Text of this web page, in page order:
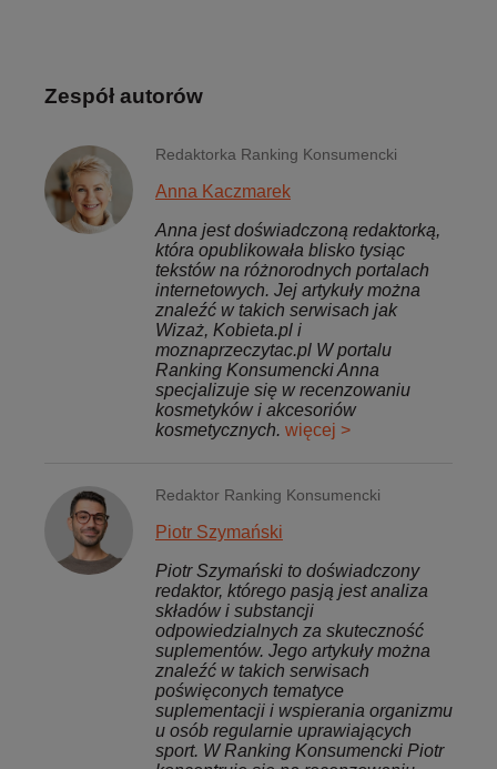
Zespół autorów
Redaktorka Ranking Konsumencki
Anna Kaczmarek
Anna jest doświadczoną redaktorką,
która opublikowała blisko tysiąc
tekstów na różnorodnych portalach
internetowych. Jej artykuły można
znaleźć w takich serwisach jak
Wizaż, Kobieta.pl i
moznaprzeczytac.pl W portalu
Ranking Konsumencki Anna
specjalizuje się w recenzowaniu
kosmetyków i akcesoriów
kosmetycznych. więcej >
Redaktor Ranking Konsumencki
Piotr Szymański
Piotr Szymański to doświadczony
redaktor, którego pasją jest analiza
składów i substancji
odpowiedzialnych za skuteczność
suplementów. Jego artykuły można
znaleźć w takich serwisach
poświęconych tematyce
suplementacji i wspierania organizmu
u osób regularnie uprawiających
sport. W Ranking Konsumencki Piotr